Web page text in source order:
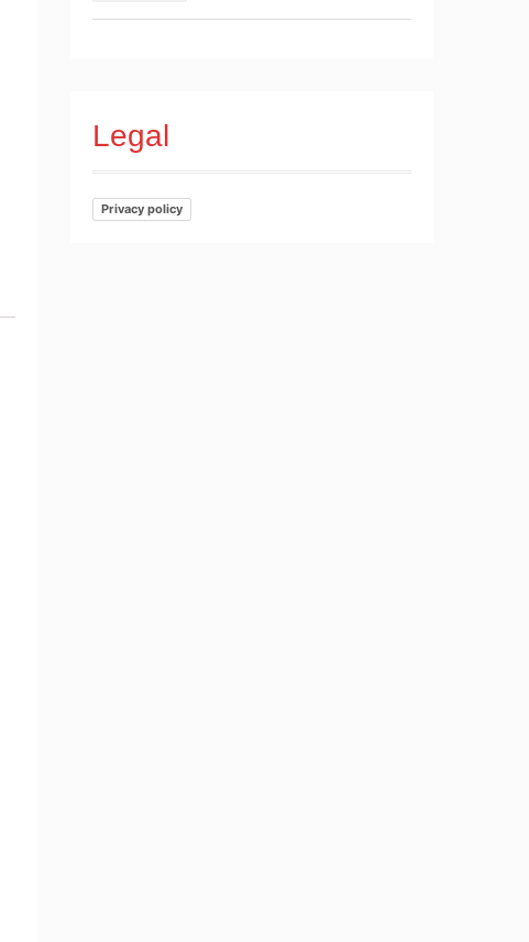
Legal
Privacy policy